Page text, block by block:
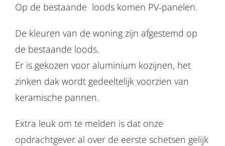
Op de bestaande loods komen PV-panelen.
De kleuren van de woning zijn afgestemd op
de bestaande loods.
Er is gekozen voor aluminium kozijnen, het
zinken dak wordt gedeeltelijk voorzien van
keramische pannen.
Extra leuk om te melden is dat onze
opdrachtgever al over de eerste schetsen gelijk